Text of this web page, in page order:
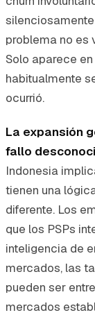
problema no es
Solo aparece
habitualmente
ocurrió.
La expansión
fallo
Indonesia
tienen una
diferente. Los
que los PSPs
inteligencia de
mercados, las
pueden ser
mercados